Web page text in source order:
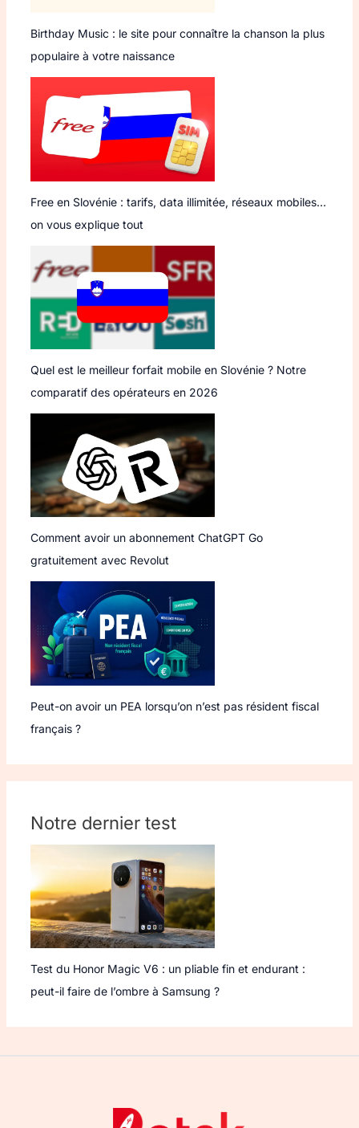
Birthday Music : le site pour connaître la chanson la plus
populaire à votre naissance
Free en Slovénie : tarifs, data illimitée, réseaux mobiles…
on vous explique tout
Quel est le meilleur forfait mobile en Slovénie ? Notre
comparatif des opérateurs en 2026
Comment avoir un abonnement ChatGPT Go
gratuitement avec Revolut
Peut-on avoir un PEA lorsqu’on n’est pas résident fiscal
français ?
Notre dernier test
Test du Honor Magic V6 : un pliable fin et endurant :
peut-il faire de l’ombre à Samsung ?